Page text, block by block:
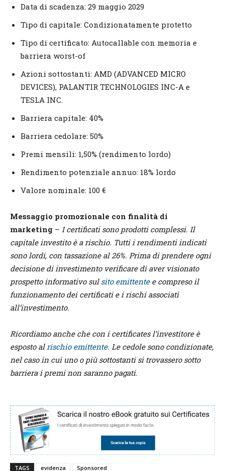
Data di scadenza: 29 maggio 2029
Tipo di capitale: Condizionatamente protetto
Tipo di certificato: Autocallable con memoria e
barriera worst-of
Azioni sottostanti: AMD (ADVANCED MICRO
DEVICES), PALANTIR TECHNOLOGIES INC-A e
TESLA INC.
Barriera capitale: 40%
Barriera cedolare: 50%
Premi mensili: 1,50% (rendimento lordo)
Rendimento potenziale annuo: 18% lordo
Valore nominale: 100 €
Messaggio promozionale con finalità di
marketing – I certificati sono prodotti complessi. Il
capitale investito è a rischio. Tutti i rendimenti indicati
sono lordi, con tassazione al 26%. Prima di prendere ogni
decisione di investimento verificare di aver visionato
prospetto informativo sul sito emittentee compreso il
funzionamento dei certificati e i rischi associati
all’investimento.
Ricordiamo anche che con i certificates l’investitore è
esposto al rischio emittente. Le cedole sono condizionate,
nel caso in cui uno o più sottostanti si trovassero sotto
barriera i premi non saranno pagati.
TAGS evidenza Sponsored